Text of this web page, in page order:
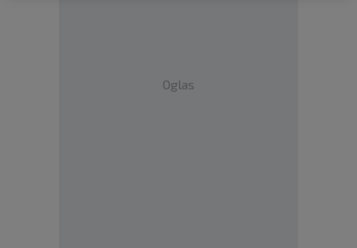
Oglas